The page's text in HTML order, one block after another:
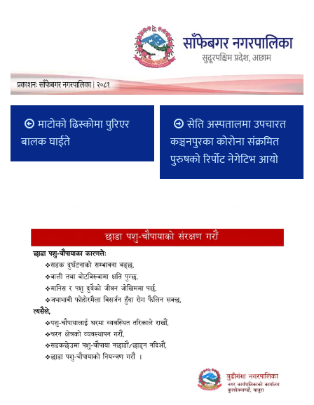
माटोको ढिस्कोमा पुरिएर
बालक घाईते
सेति अस्पतालमा उपचारत
कञ्चनपुरका कोरोना संक्रमित
पुरुषको रिर्पोट नेगेटिभ आयो